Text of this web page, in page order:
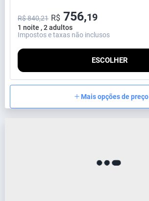
1 noite , 2 adultos
R$ 840,21 R$ 756,19
Impostos e taxas não inclusos
ESCOLHER
Mais opções de preço